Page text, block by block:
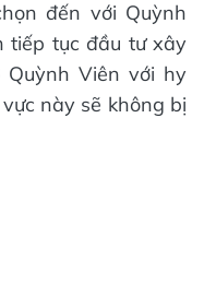
đến với Quỳnh
tiếp tục đầu tư xây
Viên với hy
này sẽ không bị